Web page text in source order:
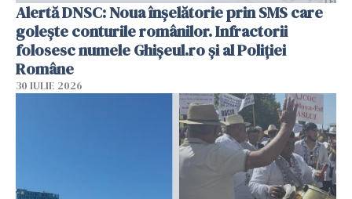
Alertă DNSC: Noua înșelătorie prin SMS care
golește conturile românilor. Infractorii
folosesc numele Ghișeul.ro și al Poliției
Române
30 IULIE 2026